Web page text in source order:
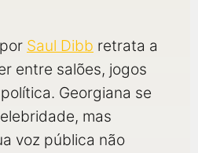
Saul Dibb retrata a
entre salões, jogos
Georgiana se
mas
voz pública não